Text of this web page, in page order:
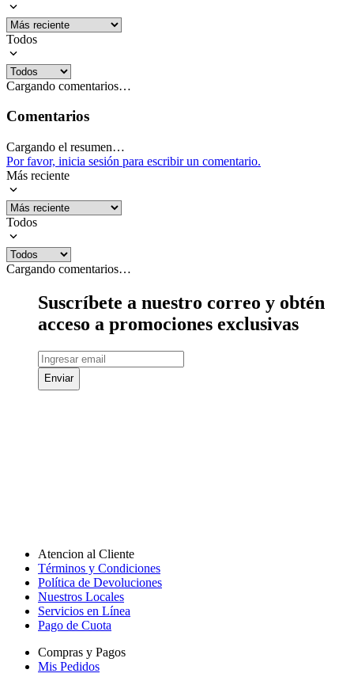
Todos
Cargando comentarios…
Comentarios
Cargando el resumen…
Por favor, inicia sesión para escribir un comentario.
Más reciente
Todos
Cargando comentarios…
Suscríbete a nuestro correo y obtén
acceso a promociones exclusivas
Enviar
Atencion al Cliente
Términos y Condiciones
Política de Devoluciones
Nuestros Locales
Servicios en Línea
Pago de Cuota
Compras y Pagos
Mis Pedidos